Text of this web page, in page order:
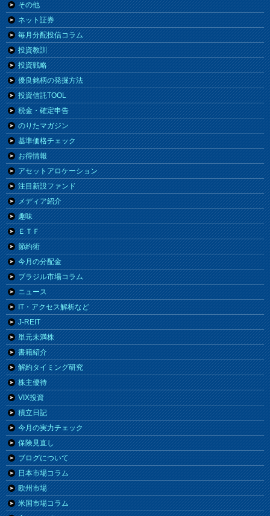
その他
ネット証券
毎月分配投信コラム
投資教訓
投資戦略
優良銘柄の発掘方法
投資信託TOOL
税金・確定申告
のりたマガジン
基準価格チェック
お得情報
アセットアロケーション
注目新設ファンド
メディア紹介
趣味
ＥＴＦ
節約術
今月の分配金
ブラジル市場コラム
ニュース
IT・アクセス解析など
J-REIT
単元未満株
書籍紹介
解約タイミング研究
株主優待
VIX投資
積立日記
今月の実力チェック
保険見直し
ブログについて
日本市場コラム
欧州市場
米国市場コラム